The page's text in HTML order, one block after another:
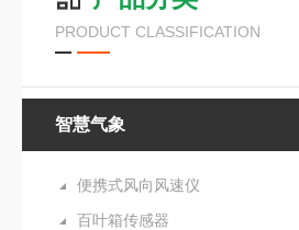
PRODUCT CLASSIFICATION
智慧气象
便携式风向风速仪
百叶箱传感器